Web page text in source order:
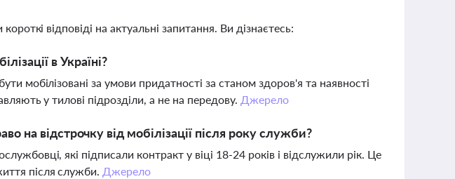
відповіді на актуальні запитання. Ви дізнаєтесь:
в Україні?
мобілізовані за умови придатності за станом здоров'я та наявності
у тилові підрозділи, а не на передову. Джерело
на відстрочку від мобілізації після року служби?
які підписали контракт у віці 18-24 років і відслужили рік. Це
після служби. Джерело